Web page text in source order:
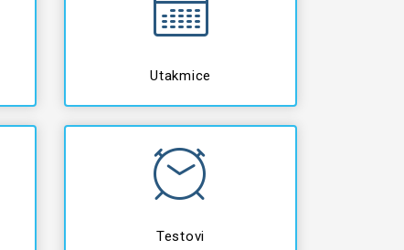
Utakmice
Testovi